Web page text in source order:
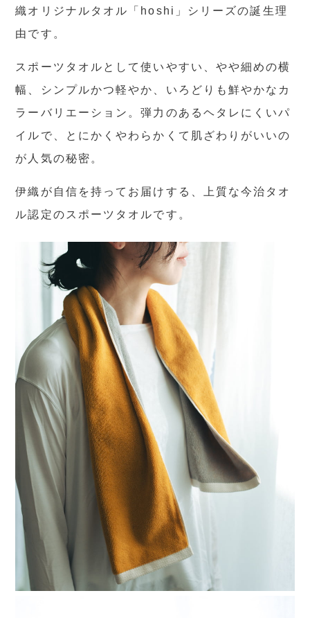
織オリジナルタオル「hoshi」シリーズの誕生理
由です。
スポーツタオルとして使いやすい、やや細めの横
幅、シンプルかつ軽やか、いろどりも鮮やかなカ
ラーバリエーション。弾力のあるヘタレにくいパ
イルで、とにかくやわらかくて肌ざわりがいいの
が人気の秘密。
伊織が自信を持ってお届けする、上質な今治タオ
ル認定のスポーツタオルです。